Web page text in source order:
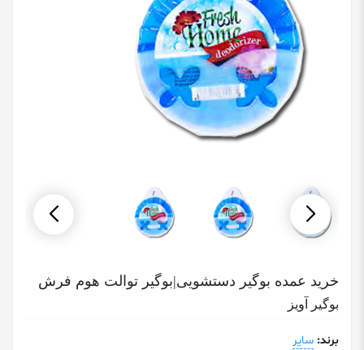
خرید عمده بوگیر دستشویی|بوگیر توالت هوم فرش
بوگیر آویز
برند: سایر